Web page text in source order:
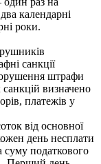
календарні
роки.
санкції
штрафи
визначено
платежів у
від основної
день несплати
суму податкового